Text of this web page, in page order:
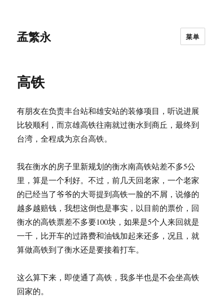
孟繁永 菜单
高铁
有朋友在负责丰台站和雄安站的装修项目，听说进展
比较顺利，而京雄高铁往南就过衡水到商丘，最终到
台湾，全程成为京台高铁。
我在衡水的房子里新规划的衡水南高铁站差不多5公
里，算是一个利好。不过，前几天回老家，一个老家
的已经当了爷爷的大哥提到高铁一脸的不屑，说修的
越多越赔钱，我想这倒也是事实，以目前的票价，回
衡水的高铁票差不多要100块，如果是5个人来回就是
一千，比开车的过路费和油钱加起来还多，况且，就
算做高铁到了衡水还是要接着打车。
这么算下来，即使通了高铁，我多半也是不会坐高铁
回家的。